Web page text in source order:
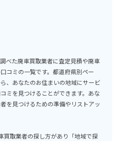
べた廃車買取業者に査定見積や廃車
コミの一覧です。都道府県別ペー
、あなたのお住まいの地域にサービ
ミを見つけることができます。あな
を見つけるための準備やリストアッ
買取業者の探し方があり「地域で探